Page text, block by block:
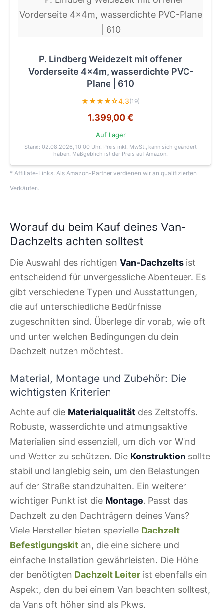
P. Lindberg Weidezelt mit offener
Vorderseite 4x4m, wasserdichte PVC-
Plane | 610
★★★★☆4.3(19)
1.399,00 €
Auf Lager
Stand: 02.08.2026, 10:00 Uhr. Preis inkl. MwSt., kann sich geändert
haben. Maßgeblich ist der Preis auf Amazon.
* Affiliate-Links. Als Amazon-Partner verdienen wir an qualifizierten
Verkäufen.
Worauf du beim Kauf deines Van-
Dachzelts achten solltest
Die Auswahl des richtigen Van-Dachzelts ist
entscheidend für unvergessliche Abenteuer. Es
gibt verschiedene Typen und Ausstattungen,
die auf unterschiedliche Bedürfnisse
zugeschnitten sind. Überlege dir vorab, wie oft
und unter welchen Bedingungen du dein
Dachzelt nutzen möchtest.
Material, Montage und Zubehör: Die
wichtigsten Kriterien
Achte auf die Materialqualität des Zeltstoffs.
Robuste, wasserdichte und atmungsaktive
Materialien sind essenziell, um dich vor Wind
und Wetter zu schützen. Die Konstruktion sollte
stabil und langlebig sein, um den Belastungen
auf der Straße standzuhalten. Ein weiterer
wichtiger Punkt ist die Montage. Passt das
Dachzelt zu den Dachträgern deines Vans?
Viele Hersteller bieten spezielle Dachzelt
Befestigungskit an, die eine sichere und
einfache Installation gewährleisten. Die Höhe
der benötigten Dachzelt Leiter ist ebenfalls ein
Aspekt, den du bei einem Van beachten solltest,
da Vans oft höher sind als Pkws.